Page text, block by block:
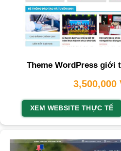
Theme WordPress giới
3,500,000
XEM WEBSITE THỰC TẾ